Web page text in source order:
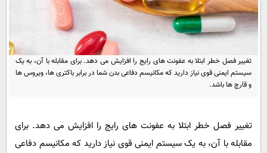
اخبار کریپتو
سرگرمی
مجله تصویری سلاح
فیلم
اقتصاد
سیاست
عصر ایران 2
خواندنی ها و دیدنی ها
داستان کوتاه
آموزش زبان
تغییر فصل خطر ابتلا به عفونت های رایج را افزایش می دهد. برای مقابله با آن، به یک
سیستم ایمنی قوی نیاز دارید که مکانیسم دفاعی بدن شما در برابر باکتری ها، ویروس ها
و قارچ ها باشد.
تغییر فصل خطر ابتلا به عفونت های رایج را افزایش می دهد. برای
مقابله با آن، به یک سیستم ایمنی قوی نیاز دارید که مکانیسم دفاعی